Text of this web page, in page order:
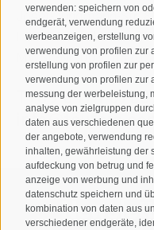
verwenden: speichern von
endgerät, verwendung
werbeanzeigen, erstellung
verwendung von profilen zur
erstellung von profilen zur
verwendung von profilen zur
messung der werbeleistung,
analyse von zielgruppen
daten aus verschiedenen
der angebote, verwendung
inhalten, gewährleistung der
aufdeckung von betrug und
anzeige von werbung und
datenschutz speichern und
kombination von daten aus
verschiedener endgeräte,
Josef-Jungmann-Str. 8
I-39032 Sand in
MWSt.-Nr:
T+39 0474